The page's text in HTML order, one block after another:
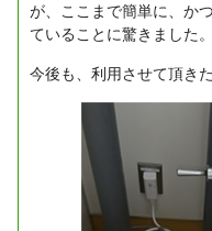
が、ここまで簡単に、か
ていることに驚きました。
今後も、利用させて頂き